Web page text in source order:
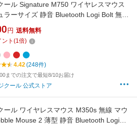
ール Signature M750 ワイヤレスマウス
ラーサイズ 静音 Bluetooth Logi Bolt 無線
mac M750MGR M750MOW
M750MBL M750MRD 国内正規品 2
償保証
円 送料無料
ント (1倍)
4.42(248件)
までの注文で最短8/10お届け
クール 公式ストア
ール ワイヤレスマウス M350s 無線 マウ
Mouse 2 薄型 静音 Bluetooth Logi